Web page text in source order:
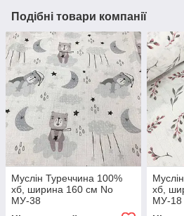
Подібні товари компанії
Муслін Туреччина 100%
хб, ширина 160 см No
МУ-38
хб,
МУ-18